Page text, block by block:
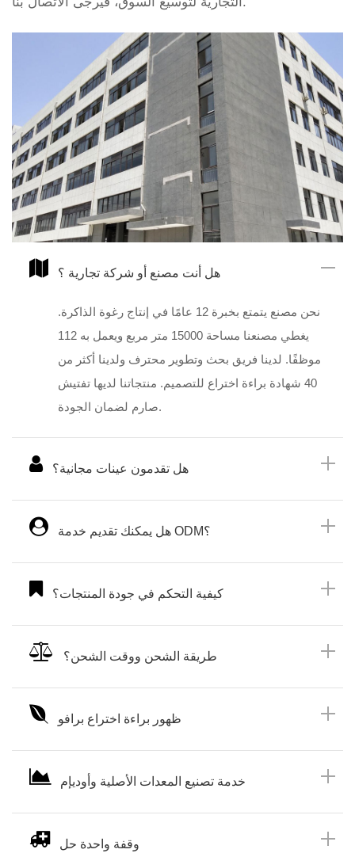
هل أنت مصنع أو شركة تجارية ؟
نحن مصنع يتمتع بخبرة 12 عامًا في إنتاج رغوة الذاكرة.
يغطي مصنعنا مساحة 15000 متر مربع ويعمل به 112
موظفًا. لدينا فريق بحث وتطوير محترف ولدينا أكثر من
40 شهادة براءة اختراع للتصميم. منتجاتنا لديها تفتيش
صارم لضمان الجودة.
هل تقدمون عينات مجانية؟
هل يمكنك تقديم خدمة ODM؟
كيفية التحكم في جودة المنتجات؟
طريقة الشحن ووقت الشحن؟
ظهور براءة اختراع برافو
خدمة تصنيع المعدات الأصلية وأوديإم
وقفة واحدة حل